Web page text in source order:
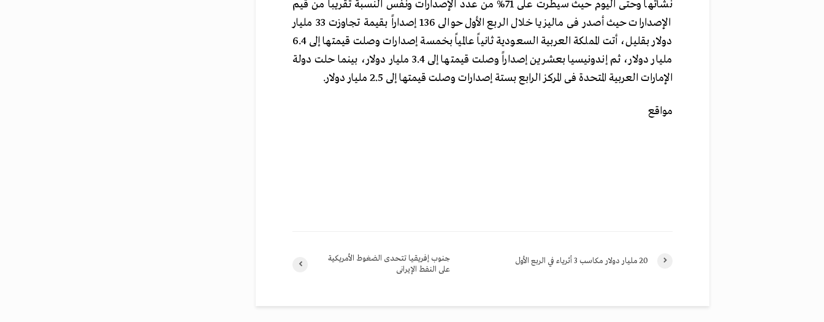
نشأتها وحتى اليوم حيث سيطرت على 71% من عدد الإصدارات ونفس النسبة تقريباً من قيم
الإصدارات حيث أصدر فى ماليزيا خلال الربع الأول حوالى 136 إصداراً بقيمة تجاوزت 33 مليار
دولار بقليل، أتت المملكة العربية السعودية ثانياً عالمياً بخمسة إصدارات وصلت قيمتها إلى 6.4
مليار دولار، ثم إندونيسيا بعشرين إصداراً وصلت قيمتها إلى 3.4 مليار دولار، بينما حلت دولة
الإمارات العربية المتحدة فى المركز الرابع بستة إصدارات وصلت قيمتها إلى 2.5 مليار دولار.
مواقع
جنوب إفريقيا تتحدى الضغوط الأمريكية
على النفط الإيرانى
20 مليار دولار مكاسب 3 أثرياء في الربع الأول